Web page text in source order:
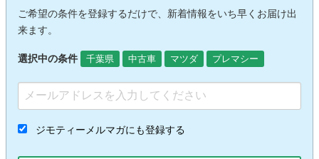
ご希望の条件を登録するだけで、新着情報をいち早くお届け出
来ます。
選択中の条件 千葉県 中古車 マツダ プレマシー
ジモティーメルマガにも登録する